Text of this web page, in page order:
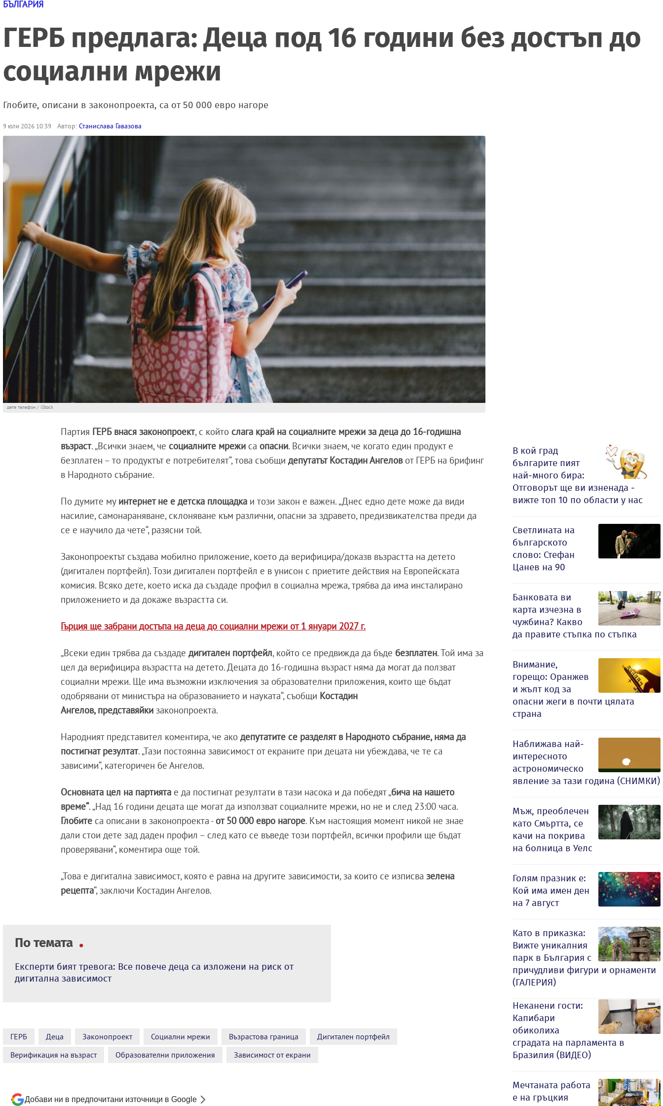
БЪЛГАРИЯ
ГЕРБ предлага: Деца под 16 години без достъп до
социални мрежи
Глобите, описани в законопроекта, са от 50 000 евро нагоре
9 юли 2026 10:39 Автор: Станислава Гавазова
дете телефон / iStock
Партия ГЕРБ внасязаконопроект, с който слага край на социалните мрежи за деца до 16-годишна
възраст. „Всички знаем, че социалните мрежи са опасни. Всички знаем, че когато един продукт е
безплатен – то продуктът е потребителят“, това съобщидепутатът Костадин Ангеловот ГЕРБ на брифинг
в Народното събрание.
По думите му интернет не е детска площадка и този закон е важен. „Днес едно дете може да види
насилие, самонараняване, склоняване към различни, опасни за здравето, предизвикателства преди да
се е научило да чете“, разясни той.
Законопроектът създава мобилно приложение, което да верифицира/доказв възрастта на детето
(дигитален портфейл). Този дигитален портфейл е в унисон с приетите действия на Европейската
комисия. Всяко дете, което иска да създаде профил в социална мрежа, трябва да има инсталирано
приложението и да докаже възрастта си.
Гърция ще забрани достъпа на деца до социални мрежи от 1 януари 2027 г.
„Всеки един трябва да създадедигитален портфейл, който се предвижда да бъде безплатен. Той има за
цел да верифицира възрастта на детето. Децата до 16-годишна възраст няма да могат да ползват
социални мрежи. Ще има възможни изключения за образователни приложения, които ще бъдат
одобрявани от министъра на образованието и науката“, съобщи Костадин
Ангелов, представяйки законопроекта.
Народният представител коментира, че акодепутатите се разделят в Народното събрание, няма да
постигнат резултат. „Тази постоянна зависимост от екраните при децата ни убеждава, че те са
зависими“, категоричен бе Ангелов.
Основната цел на партията е да постигнат резултати в тази насока и да победят „бича на нашето
време“. „Над 16 години децата ще могат да използват социалните мрежи, но не и след 23:00 часа.
Глобите са описани в законопроекта - от 50 000 евро нагоре. Към настоящия момент никой не знае
дали стои дете зад даден профил – след като се въведе този портфейл, всички профили ще бъдат
проверявани“, коментира още той.
„Това е дигитална зависимост, която е равна на другите зависимости, за които се изписвазелена
рецепта“, заключи Костадин Ангелов.
По темата
Експерти бият тревога: Все повече деца са изложени на риск от
дигитална зависимост
ГЕРБ Деца Законопроект Социални мрежи Възрастова граница
Дигитален портфейл
Верификация на възраст
Образователни приложения Зависимост от екрани
Добави ни в предпочитани източници в Google
В кой град
българите пият
най-много бира:
Отговорът ще ви изненада -
вижте топ 10 по области у нас
Светлината на
българското
слово: Стефан
Цанев на 90
Банковата ви
карта изчезна в
чужбина? Какво
да правите стъпка по стъпка
Внимание,
горещо: Оранжев
и жълт код за
опасни жеги в почти цялата
страна
Наближава най-
интересното
астрономическо
явление за тази година (СНИМКИ)
Мъж, преоблечен
като Смъртта, се
качи на покрива
на болница в Уелс
Голям празник е:
Кой има имен ден
на 7 август
Като в приказка:
Вижте уникалния
парк в България с
причудливи фигури и орнаменти
(ГАЛЕРИЯ)
Неканени гости:
Капибари
обиколиха
сградата на парламента в
Бразилия (ВИДЕО)
Мечтаната работа
е на гръцкия